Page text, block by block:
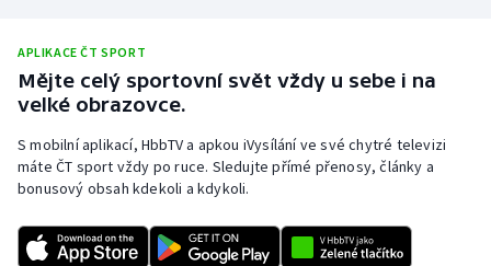
APLIKACE ČT SPORT
Mějte celý sportovní svět vždy u sebe i na
velké obrazovce.
S mobilní aplikací, HbbTV a apkou iVysílání ve své chytré televizi
máte ČT sport vždy po ruce. Sledujte přímé přenosy, články a
bonusový obsah kdekoli a kdykoli.